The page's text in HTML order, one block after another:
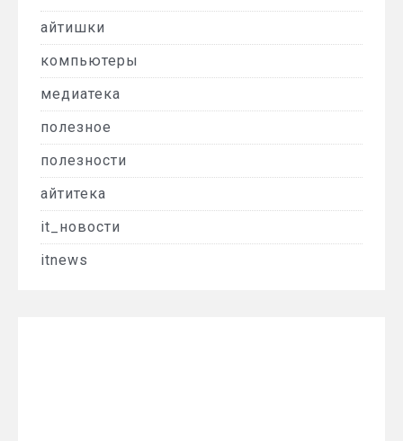
айтишки
компьютеры
медиатека
полезное
полезности
айтитека
it_новости
itnews